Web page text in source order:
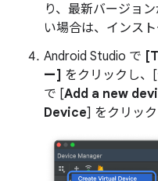
り、最新バージョ
い場合は、インスト
Android Studio で
ー] をクリックし、[
で [Add a new
Device] をクリック